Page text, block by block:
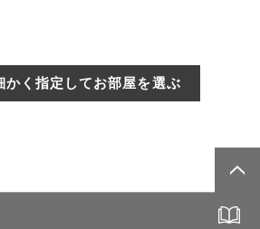
かく指定してお部屋を選ぶ